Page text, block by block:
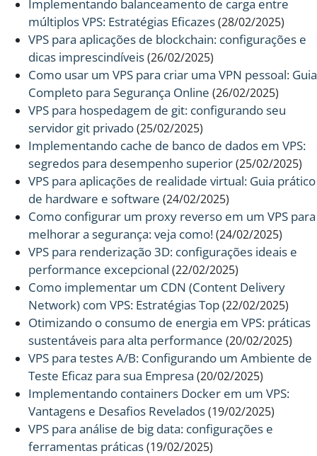
Implementando balanceamento de carga entre
múltiplos VPS: Estratégias Eficazes(28/02/2025)
VPS para aplicações de blockchain: configurações e
dicas imprescindíveis(26/02/2025)
Como usar um VPS para criar uma VPN pessoal: Guia
Completo para Segurança Online (26/02/2025)
VPS para hospedagem de git: configurando seu
servidor git privado(25/02/2025)
Implementando cache de banco de dados em VPS:
segredos para desempenho superior(25/02/2025)
VPS para aplicações de realidade virtual: Guia prático
de hardware e software (24/02/2025)
Como configurar um proxy reverso em um VPS para
melhorar a segurança: veja como!(24/02/2025)
VPS para renderização 3D: configurações ideais e
performance excepcional (22/02/2025)
Como implementar um CDN (Content Delivery
Network) com VPS: Estratégias Top(22/02/2025)
Otimizando o consumo de energia em VPS: práticas
sustentáveis para alta performance (20/02/2025)
VPS para testes A/B: Configurando um Ambiente de
Teste Eficaz para sua Empresa (20/02/2025)
Implementando containers Docker em um VPS:
Vantagens e Desafios Revelados(19/02/2025)
VPS para análise de big data: configurações e
ferramentas práticas(19/02/2025)